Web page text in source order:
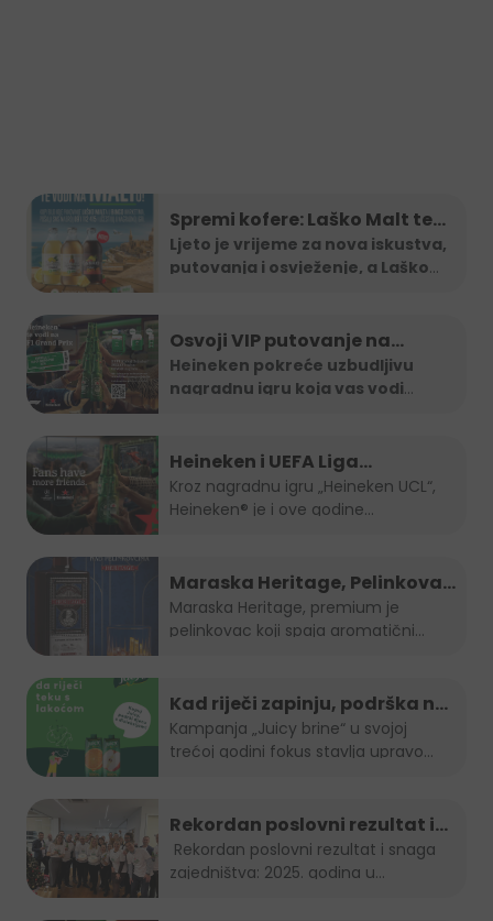
Spremi kofere: Laško Malt te
vodi na Maltu
Ljeto je vrijeme za nova iskustva,
putovanja i osvježenje, a Laško...
Osvoji VIP putovanje na
Formula 1 utrku uz Heineken
nagradnu igru
Heineken pokreće uzbudljivu
nagradnu igru koja vas vodi
Heineken i UEFA Liga
šampiona nagradili ljubitelje
nogometa u BiH
Kroz nagradnu igru „Heineken UCL“,
Heineken® je i ove godine...
Maraska Heritage, Pelinkovac
nad Pelinkovcima
Maraska Heritage, premium je
pelinkovac koji spaja aromatični
Kad riječi zapinju, podrška ne
smije: "Juicy brine" otvara
temu disleksije
Kampanja „Juicy brine“ u svojoj
trećoj godini fokus stavlja upravo...
Rekordan poslovni rezultat i
snaga zajedništva: 2025.
godina u Boreasu
zajedništva: 2025. godina u...